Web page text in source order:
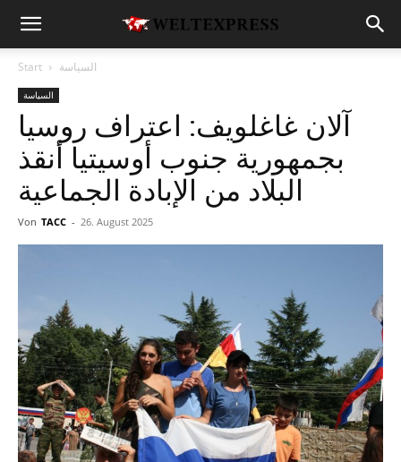
Start السياسة
السياسة
آلان غاغلويف: اعتراف روسيا
بجمهورية جنوب أوسيتيا أنقذ
البلاد من الإبادة الجماعية
Von TACC - 26. August 2025